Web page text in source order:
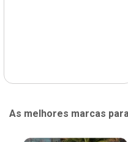
As melhores marcas